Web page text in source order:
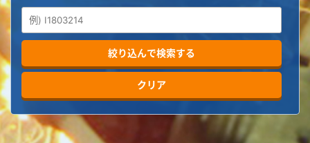
絞り込んで検索する
クリア